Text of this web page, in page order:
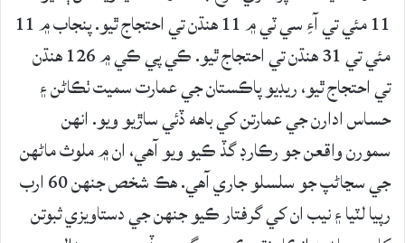
11 مئي تي آءِ سي ٽي ۾ 11 هنڌن تي احتجاج ٿيو. پنجاب ۾ 11
مئي تي 31 هنڌن تي احتجاج ٿيو. ڪي پي ڪي ۾ 126 هنڌن
تي احتجاج ٿيو، ريڊيو پاڪستان جي عمارت سميت ٺڪاڻن ۽
حساس ادارن جي عمارتن کي باهه ڏئي ساڙيو ويو. انهن
سمورن واقعن جو رڪارڊ گڏ ڪيو ويو آهي، ان ۾ ملوث ماڻهن
جي سڃاڻپ جو سلسلو جاري آهي. هڪ شخص جنهن 60 ارب
رپيا لٽيا ۽ نيب ان کي گرفتار ڪيو جنهن جي دستاويزي ثبوتن